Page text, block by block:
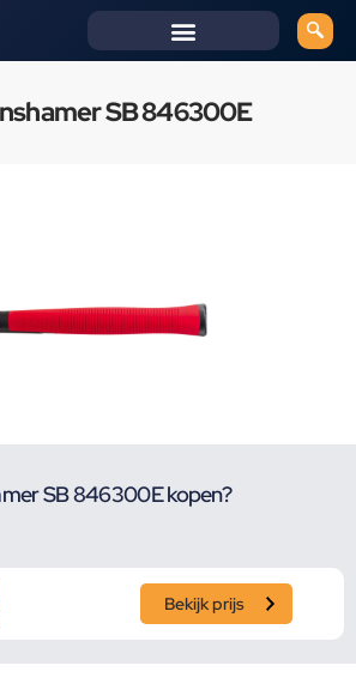
SB 846300E
SB 846300E kopen?
Bekijk prijs